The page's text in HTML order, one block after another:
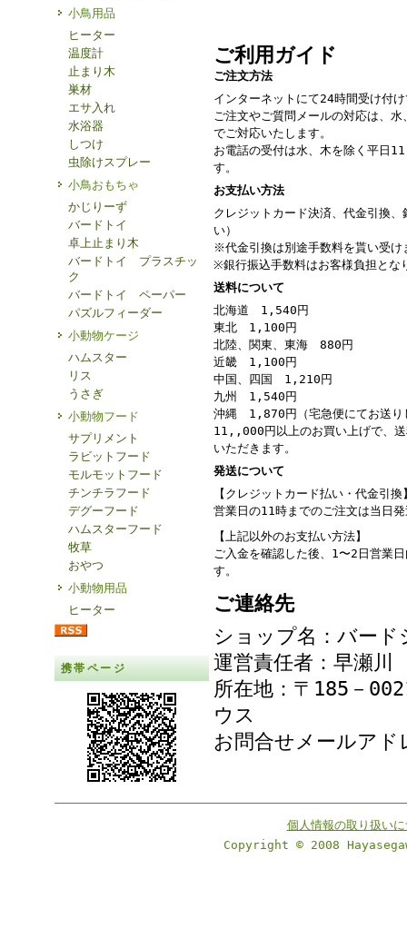
小鳥用品
ヒーター
温度計
止まり木
巣材
エサ入れ
水浴器
しつけ
虫除けスプレー
小鳥おもちゃ
かじりーず
バードトイ
卓上止まり木
バードトイ プラスチッ
ク
バードトイ ペーパー
パズルフィーダー
小動物ケージ
ハムスター
リス
うさぎ
小動物フード
サプリメント
ラビットフード
モルモットフード
チンチラフード
デグーフード
ハムスターフード
牧草
おやつ
小動物用品
ヒーター
携帯ページ
ご利用ガイド
ご注文方法
インターネットにて24時間受け付
ご注文やご質問メールの対応は、水
でご対応いたします。
お電話の受付は水、木を除く平日
す。
お支払い方法
クレジットカード決済、代金引換、
い）
※代金引換は別途手数料を貰い受け
※銀行振込手数料はお客様負担とな
送料について
北海道 1,540円
東北 1,100円
北陸、関東、東海 880円
近畿 1,100円
中国、四国 1,210円
九州 1,540円
沖縄 1,870円（宅急便にてお送り
11,,000円以上のお買い上げで、送
いただきます。
発送について
【クレジットカード払い・代金引換
営業日の11時までのご注文は当日
【上記以外のお支払い方法】
ご入金を確認した後、1〜2日営業
す。
ご連絡先
ショップ名：バー
運営責任者：早瀬
所在地：〒185－
ウス
お問合せメールア
個人情報の取り扱い
Copyright © 2008